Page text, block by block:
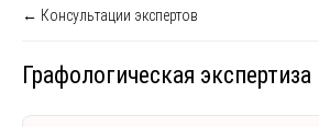
← Консультации экспертов
Графологическая экспертиза